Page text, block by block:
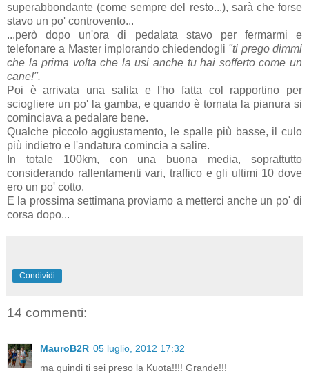
superabbondante (come sempre del resto...), sarà che forse
stavo un po' controvento...
...però dopo un'ora di pedalata stavo per fermarmi e
telefonare a Master implorando chiedendogli "ti prego dimmi
che la prima volta che la usi anche tu hai sofferto come un
cane!".
Poi è arrivata una salita e l'ho fatta col rapportino per
sciogliere un po' la gamba, e quando è tornata la pianura si
cominciava a pedalare bene.
Qualche piccolo aggiustamento, le spalle più basse, il culo
più indietro e l'andatura comincia a salire.
In totale 100km, con una buona media, soprattutto
considerando rallentamenti vari, traffico e gli ultimi 10 dove
ero un po' cotto.
E la prossima settimana proviamo a metterci anche un po' di
corsa dopo...
Condividi
14 commenti:
MauroB2R 05 luglio, 2012 17:32
ma quindi ti sei preso la Kuota!!!! Grande!!!